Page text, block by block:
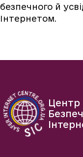
безпечного й
Інтернетом.
Центр